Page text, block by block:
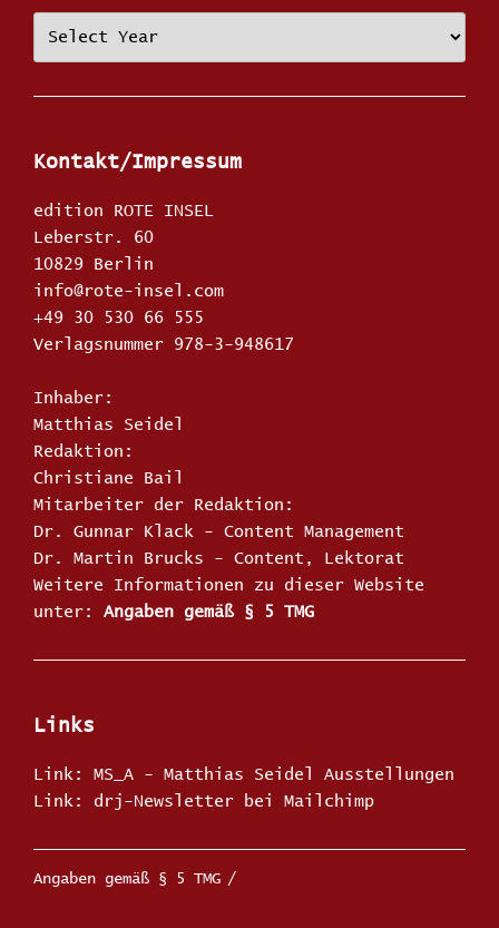
Kontakt/Impressum
edition ROTE INSEL
Leberstr. 60
10829 Berlin
info@rote-insel.com
+49 30 530 66 555
Verlagsnummer 978-3-948617
Inhaber:
Matthias Seidel
Redaktion:
Christiane Bail
Mitarbeiter der Redaktion:
Dr. Gunnar Klack - Content Management
Dr. Martin Brucks - Content, Lektorat
Weitere Informationen zu dieser Website
unter: Angaben gemäß § 5 TMG
Links
Link: MS_A - Matthias Seidel Ausstellungen
Link: drj-Newsletter bei Mailchimp
Angaben gemäß § 5 TMG